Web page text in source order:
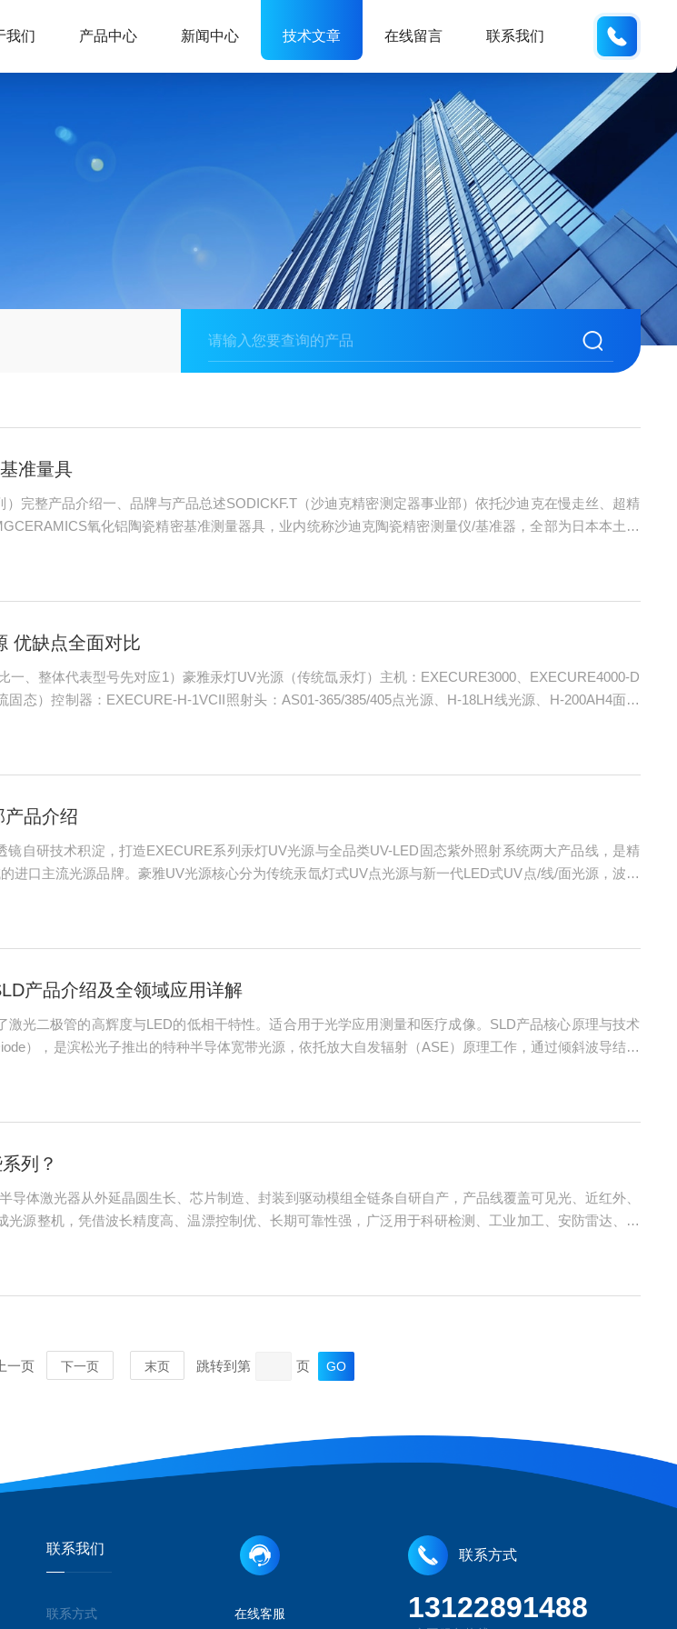
我们 产品中心 新闻中心 技术文章 在线留言 联系我们
准量具
完整产品介绍一、品牌与产品总述SODICKF.T（沙迪克精密测定器事业部）依托沙迪克在慢走丝、超精
氧化铝陶瓷精密基准测量器具，业内统称沙迪克陶瓷精密测量仪/基准器，全部为日本本土全
优缺点全面对比
、整体代表型号先对应1）豪雅汞灯UV光源（传统氙汞灯）主机：EXECURE3000、EXECURE4000-D
态）控制器：EXECURE-H-1VCII照射头：AS01-365/385/405点光源、H-18LH线光源、H-200AH4面光
产品介绍
自研技术积淀，打造EXECURE系列汞灯UV光源与全品类UV-LED固态紫外照射系统两大产品线，是精
进口主流光源品牌。豪雅UV光源核心分为传统汞氙灯式UV点光源与新一代LED式UV点/线/面光源，波长
产品介绍及全领域应用详解
光二极管的高辉度与LED的低相干特性。适合用于光学应用测量和医疗成像。SLD产品核心原理与技术
），是滨松光子推出的特种半导体宽带光源，依托放大自发辐射（ASE）原理工作，通过倾斜波导结构
列？
体激光器从外延晶圆生长、芯片制造、封装到驱动模组全链条自研自产，产品线覆盖可见光、近红外、
源整机，凭借波长精度高、温漂控制优、长期可靠性强，广泛用于科研检测、工业加工、安防雷达、医
一页 下一页 末页 跳转到第 页
联系我们
联系方式 在线客服
联系方式
13122891488